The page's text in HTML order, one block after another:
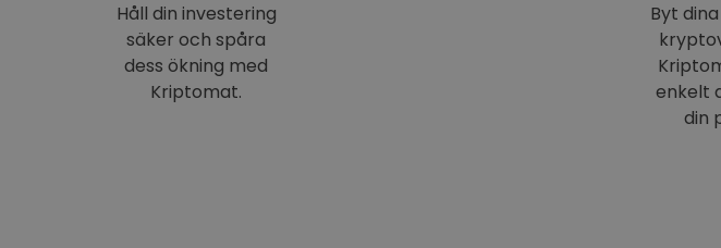
Håll din investering
säker och spåra
dess ökning med
Kriptomat.
Byt
enkelt
din